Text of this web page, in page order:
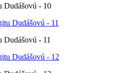
Dudášovú - 10
Dudášovú - 11